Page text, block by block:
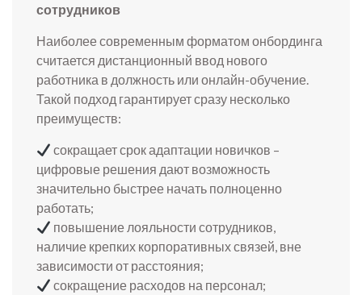
сотрудников
Наиболее современным форматом онбординга
считается дистанционный ввод нового
работника в должность или онлайн-обучение.
Такой подход гарантирует сразу несколько
преимуществ:
сокращает срок адаптации новичков –
цифровые решения дают возможность
значительно быстрее начать полноценно
работать;
повышение лояльности сотрудников,
наличие крепких корпоративных связей, вне
зависимости от расстояния;
сокращение расходов на персонал;